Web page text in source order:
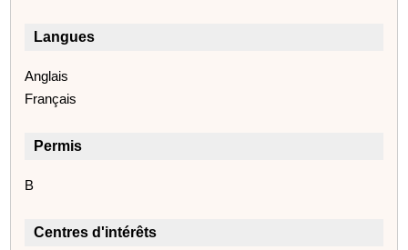
Langues
Anglais
Français
Permis
B
Centres d'intérêts